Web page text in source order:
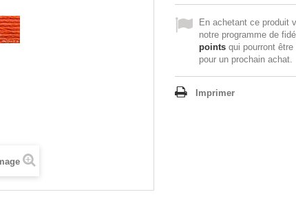
En achetant ce produit
notre programme de
points qui pourront
pour un prochain achat.
Imprimer